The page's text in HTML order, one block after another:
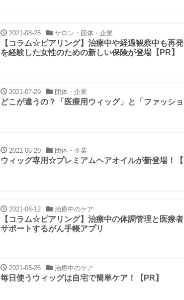
2021-08-25 サロン・団体・企業
【コラム☆ピアリング】治療中や経過観察中も再
を経験した女性のための新しい保険が登場【PR】
2021-07-29 団体・企業
どこが違うの？「医療用ウィッグ」と「ファッシ
2021-06-29 団体・企業
ウィッグ専用☆プレミアムヘアオイルが新登場！【
2021-06-12 治療中のケア
【コラム☆ピアリング】治療中の体調管理と医療
サポートするがん手帳アプリ
2021-05-26 治療中のケア
毎日使うウィッグは自宅で簡単ケア！【PR】